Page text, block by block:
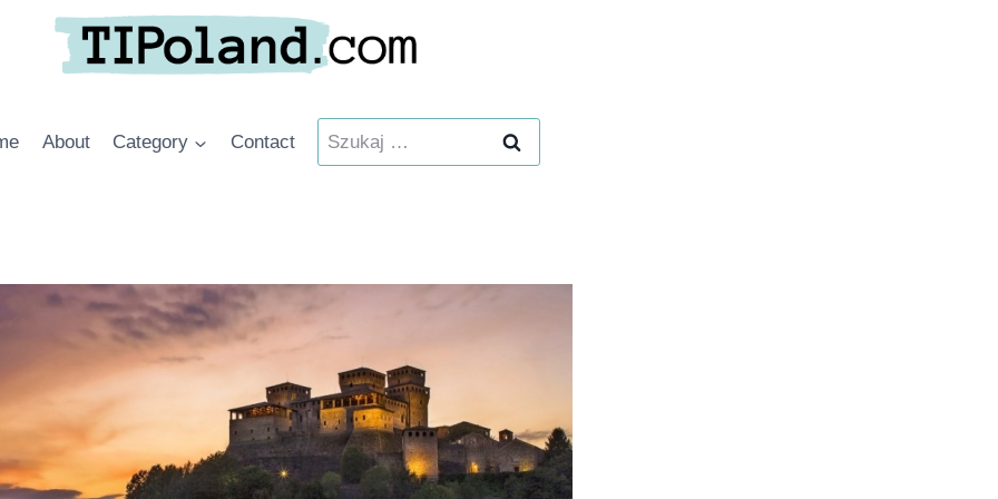
About Category Contact Szukaj: